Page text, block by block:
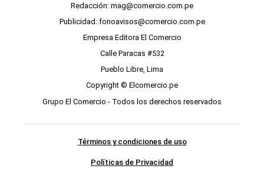
Redacción: mag@comercio.com.pe
Publicidad: fonoavisos@comercio.com.pe
Empresa Editora El Comercio
Calle Paracas #532
Pueblo Libre, Lima
Copyright © Elcomercio.pe
Grupo El Comercio - Todos los derechos reservados
Términos y condiciones de uso
Políticas de Privacidad